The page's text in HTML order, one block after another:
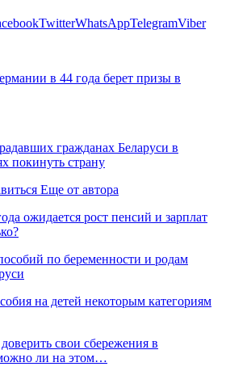
TwitterWhatsAppTelegramViber
в 44 года берет призы в
гражданах Беларуси в
покинуть страну
Еще от автора
ожидается рост пенсий и зарплат
по беременности и родам
на детей некоторым категориям
свои сбережения в
ли на этом…